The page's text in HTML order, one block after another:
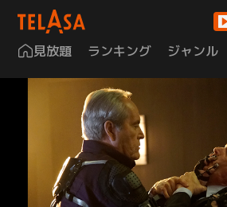
見放題 ランキング ジャンル